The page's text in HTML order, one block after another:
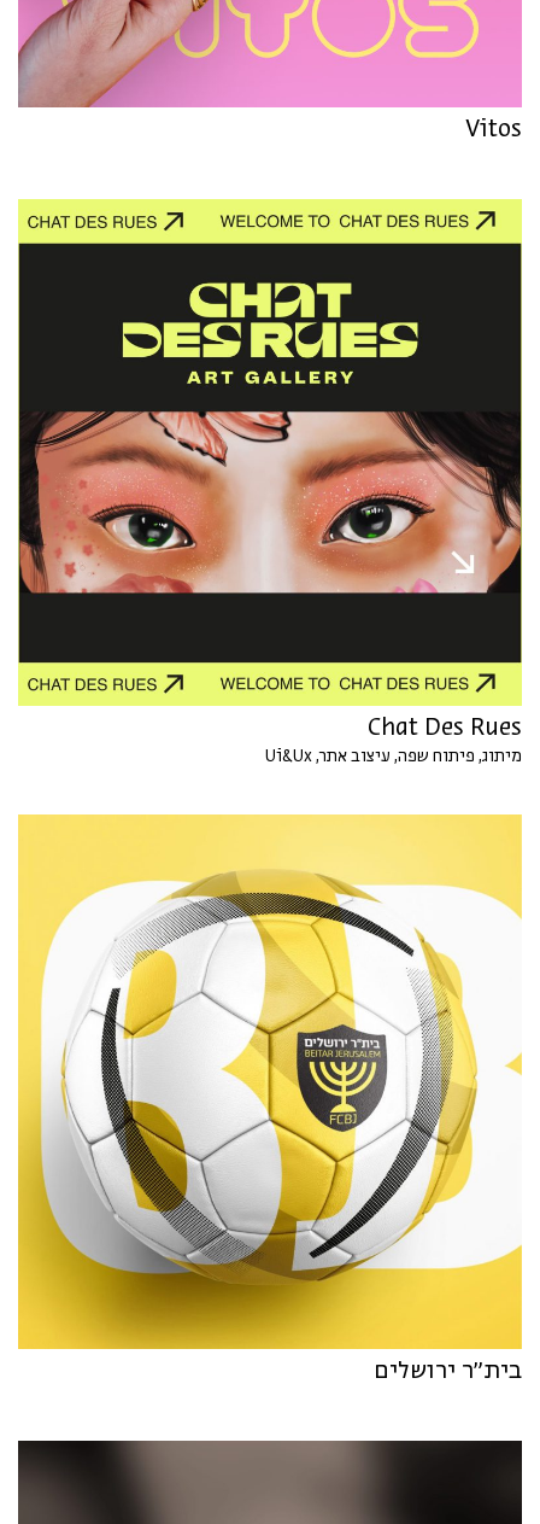
Vitos
Chat Des Rues
מיתוג, פיתוח שפה, עיצוב אתר, Ui&Ux
בית״ר ירושלים